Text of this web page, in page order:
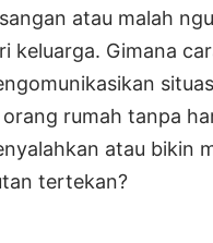
atau malah
keluarga. Gimana
orang rumah tanpa
atau bikin
tertekan?